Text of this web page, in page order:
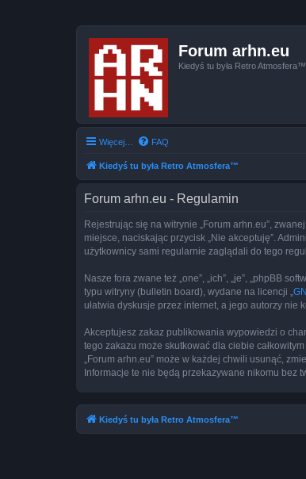
Forum arhn.eu
Kiedyś tu była Retro Atmosfera™
Więcej… FAQ
Kiedyś tu była Retro Atmosfera™
Forum arhn.eu - Regulamin
Rejestrując się na witrynie „Forum arhn.eu”,
miejsce, naciskając przycisk „Nie akceptuję”.
użytkownicy sami regularnie zaglądali do tego
Nasze fora zwane też „one”, „ich”, „je”, „phpBB
typu witryny (bulletin board), wydane na licencji „
ułatwia dyskusje przez internet, a jego autorzy
Akceptujesz zakaz publikowania wypowiedzi o
tego zakazu może skutkować dla ciebie
„Forum arhn.eu” może w każdej chwili usunąć,
Informacje te nie będą przekazywane nikomu bez
Kiedyś tu była Retro Atmosfera™